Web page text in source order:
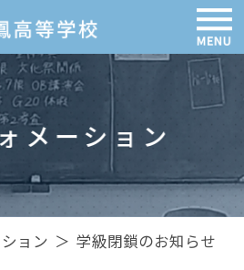
メーション
ョン ＞ 学級閉鎖のお知らせ